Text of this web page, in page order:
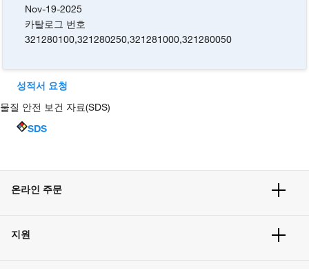
Nov-19-2025
카탈로그 번호
321280100,321280250,321281000,321280050
성적서 요청
물질 안전 보건 자료(SDS)
SDS
온라인 주문
주문 방법
지원